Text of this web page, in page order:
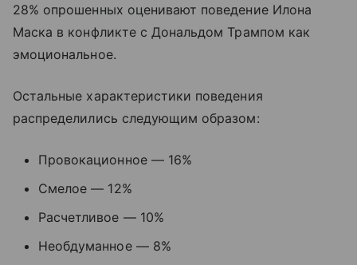
28% опрошенных оценивают поведение Илона
Маска в конфликте с Дональдом Трампом как
эмоциональное.
Остальные характеристики поведения
распределились следующим образом:
Провокационное —16%
Смелое— 12%
Расчетливое —10%
Необдуманное —8%